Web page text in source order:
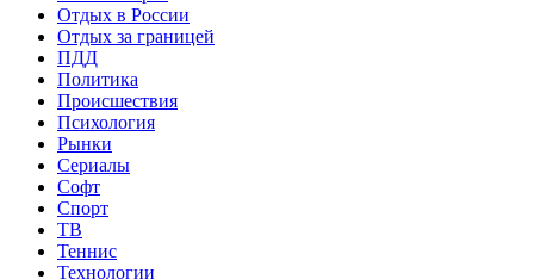
Отдых в России
Отдых за границей
ПДД
Политика
Происшествия
Психология
Рынки
Сериалы
Софт
Спорт
ТВ
Теннис
Технологии